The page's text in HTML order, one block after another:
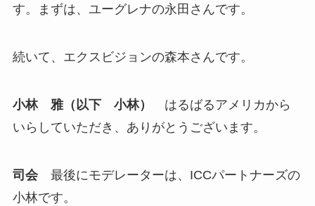
す。まずは、ユーグレナの永田さんです。
続いて、エクスビジョンの森本さんです。
小林 雅（以下 小林）
はるばるアメリカから
いらしていただき、ありがとうございます。
司会最後にモデレーターは、ICCパートナーズの
小林です。